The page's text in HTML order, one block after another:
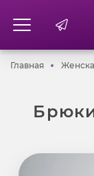
ГлавнаяГлавная